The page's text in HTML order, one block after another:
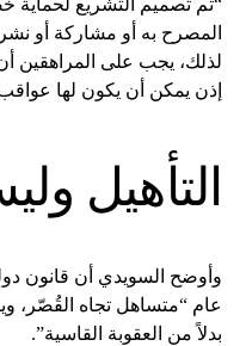
“تم تصميم التشريع لحماية
المصرح به أو مشاركة أو
لذلك، يجب على المراهقين
إذن يمكن أن يكون لها
التأهيل
وأوضح السويدي أن قانون
عام “متساهل تجاه القُصّر،
بدلاً من العقوبة القاسية”.